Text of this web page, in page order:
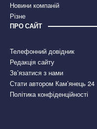
Новини компаній
Різне
ПРО САЙТ
Телефонний довідник
Редакція сайту
Зв’язатися з нами
Стати автором Кам’янець 24
Політика конфіденційності